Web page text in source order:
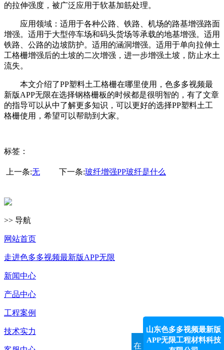
的拉伸强度，被广泛应用于软基加筋处理。
应用领域：适用于各种公路、铁路、机场的路基增强路面
增强。适用于大型停车场和码头货场等承载的地基增强。适用
铁路、公路的边坡防护。适用的涵洞增强。适用于单向拉伸土
工格栅增强后的土坡的二次增强，进一步增强土坡，防止水土
流失。
本文介绍了PP塑料土工格栅在哪里使用，色多多视频最
新版APP无限在选择钢格栅板的时候都是很明智的，有了文章
的指导可以从中了解更多知识，可以更好的选择PP塑料土工
格栅使用，希望可以帮助到大家。
标签：
上一条:无 下一条:玻纤增强PP玻纤是什么
>> 导航
网站首页
走进色多多视频最新版APP无限
新闻中心
产品中心
工程案例
技术实力
在
山东色多多视频最新版
APP无限工程材料科技